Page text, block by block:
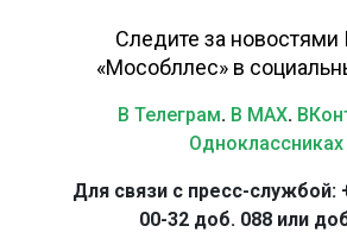
Следите за
«Мособллес» в
В Телеграм. В MAX.
Одноклассниках
Для связи с пресс-службой:
00-32 доб. 088 или